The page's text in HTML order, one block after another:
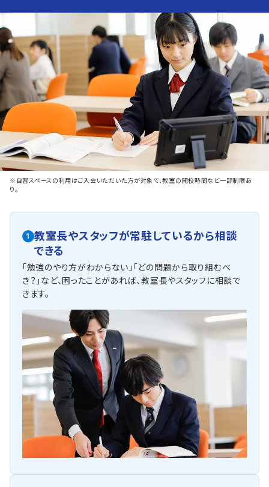
※自習スペースの利用はご入会いただいた方が対象で、教室の開校時間など一部制限あ
り。
1
教室長やスタッフが常駐しているから相談
できる
「勉強のやり方がわからない」「どの問題から取り組むべ
き？」など、困ったことがあれば、教室長やスタッフに相談で
きます。